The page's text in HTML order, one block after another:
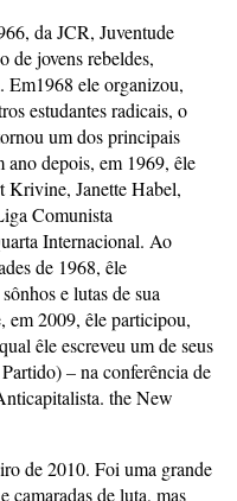
da JCR, Juventude
de jovens rebeldes,
Em1968 ele organizou,
estudantes radicais, o
um dos principais
depois, em 1969, êle
Janette Habel,
Comunista
Internacional. Ao
de 1968, êle
e lutas de sua
em 2009, êle participou,
êle escreveu um de seus
–na conferência de
the New
de 2010. Foi uma grande
camaradas de luta, mas